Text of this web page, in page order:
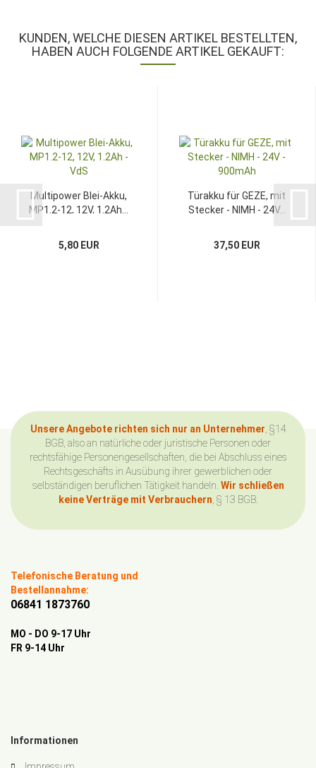
KUNDEN, WELCHE DIESEN ARTIKEL BESTELLTEN,
HABEN AUCH FOLGENDE ARTIKEL GEKAUFT:
Multipower Blei-Akku,
MP1.2-12, 12V, 1.2Ah...
5,80 EUR
Türakku für GEZE, mit
Stecker - NIMH - 24V...
37,50 EUR
Unsere Angebote richten sich nur an Unternehmer , §14
BGB, also an natürliche oder juristische Personen oder
rechtsfähige Personengesellschaften, die bei Abschluss eines
Rechtsgeschäfts in Ausübung ihrer gewerblichen oder
selbständigen beruflichen Tätigkeit handeln. Wir schließen
keine Verträge mit Verbrauchern , § 13 BGB.
Telefonische Beratung und
Bestellannahme:
06841 1873760
MO - DO 9-17 Uhr
FR 9-14 Uhr
Informationen